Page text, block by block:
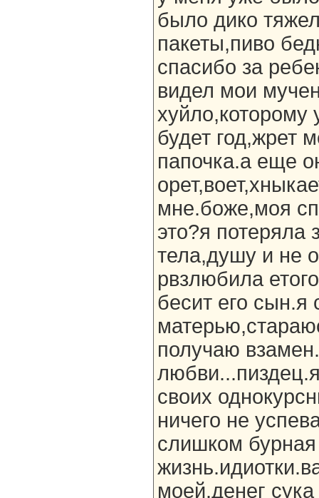
было дико
пакеты,пиво
спасибо за
видел мои
хуйло,которому
будет год,жрет
папочка.а еще
мне.боже,моя
это?я потеряла
тела,душу и не
рвзлюбила
бесит его
получаю
своих
ничего не
слишком
моей.денег сука